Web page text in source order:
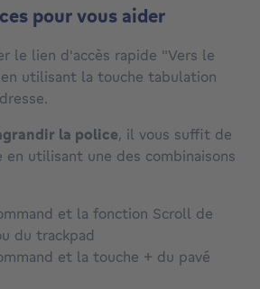
pour vous aider
le lien d'accès rapide "Vers le
utilisant la touche tabulation
la police, il vous suffit de
en utilisant une des combinaisons
et la fonction Scroll de
du trackpad
et la touche + du pavé